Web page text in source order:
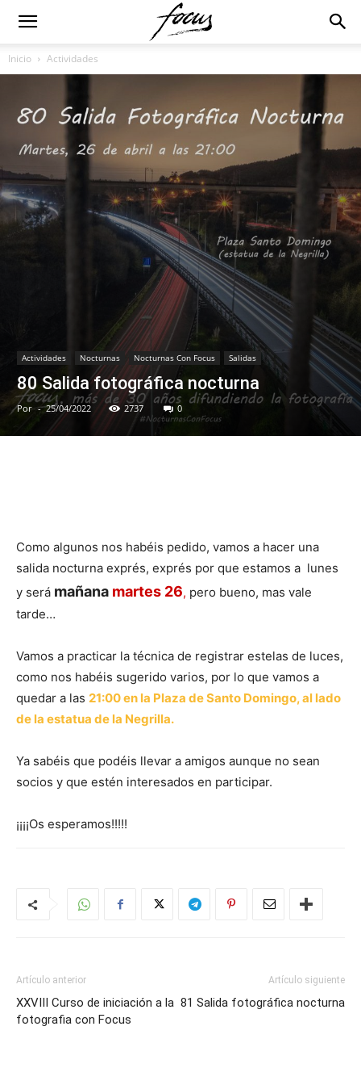
Inicio Actividades
Actividades Nocturnas Nocturnas Con Focus Salidas
80 Salida fotográfica nocturna
Por - 25/04/2022 2737 0
Como algunos nos habéis pedido, vamos a hacer una
salida nocturna exprés, exprés por que estamos a lunes
y será mañana martes 26, pero bueno, mas vale
tarde…
Vamos a practicar la técnica de registrar estelas de luces,
como nos habéis sugerido varios, por lo que vamos a
quedar a las 21:00 en la Plaza de Santo Domingo, al lado
de la estatua de la Negrilla.
Ya sabéis que podéis llevar a amigos aunque no sean
socios y que estén interesados en participar.
¡¡¡¡Os esperamos!!!!!
Artículo anterior
XXVIII Curso de iniciación a la
fotografia con Focus
Artículo siguiente
81 Salida fotográfica nocturna